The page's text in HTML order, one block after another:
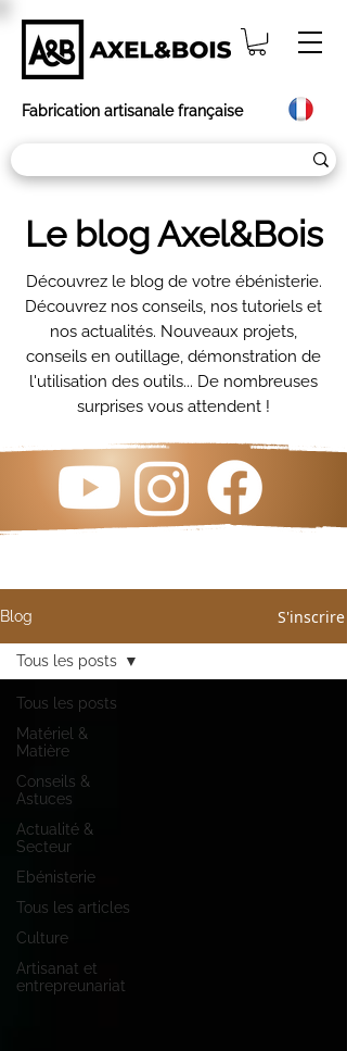
Fabrication artisanale française
Le blog Axel&Bois
Découvrez le blog de votre ébénisterie.
Découvrez nos conseils, nos tutoriels et
nos actualités. Nouveaux projets,
conseils en outillage, démonstration de
l'utilisation des outils... De nombreuses
surprises vous attendent !
Blog S'inscrire
Tous les posts
Matériel &
Matière
Conseils &
Astuces
Actualité &
Secteur
Ebénisterie
Tous les articles
Culture
Artisanat et
entrepreunariat
Tous les posts